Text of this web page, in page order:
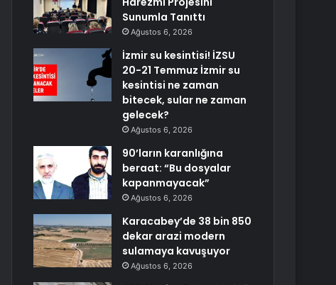
Sunumla Tanıttı
Ağustos 6, 2026
İzmir su kesintisi! İZSU
20-21 Temmuz İzmir su
kesintisi ne zaman
bitecek, sular ne zaman
gelecek?
Ağustos 6, 2026
90’ların karanlığına
beraat: “Bu dosyalar
kapanmayacak”
Ağustos 6, 2026
Karacabey’de 38 bin 850
dekar arazi modern
sulamaya kavuşuyor
Ağustos 6, 2026